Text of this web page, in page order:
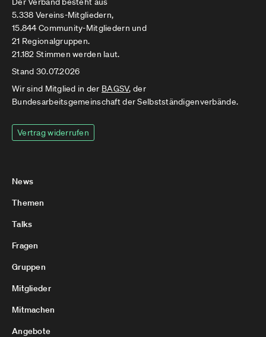
5.338 Vereins-Mitgliedern,
15.844 Community-Mitgliedern und
21 Regionalgruppen.
21.182 Stimmen werden laut.
Stand 30.07.2026
Wir sind Mitglied in der BAGSV, der
Bundesarbeitsgemeinschaft der Selbstständigenverbände.
Vertrag widerrufen
News
Themen
Talks
Fragen
Gruppen
Mitglieder
Mitmachen
Angebote